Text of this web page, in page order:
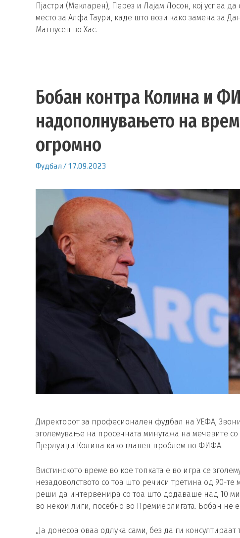
Пјастри (Мекларен), Перез и Лајам Лосон, кој успеа
место за Алфа Таури, каде што вози како замена за
Магнусен во Хас.
Бобан контра Колина и
надополнувањето на
огромно
Фудбал / 17.09.2023
Директорот за професионален фудбал на УЕФА,
зголемување на просечната минутажа на мечевите
Пјерлуиџи Колина како главен проблем во ФИФА.
Вистинското време во кое топката е во игра се
незадоволството со тоа што речиси третина од 90-
реши да интервенира со тоа што додаваше над 10
во некои лиги, посебно во Премиерлигата. Бобан не
„Ја донесоа оваа одлука сами, без да ги